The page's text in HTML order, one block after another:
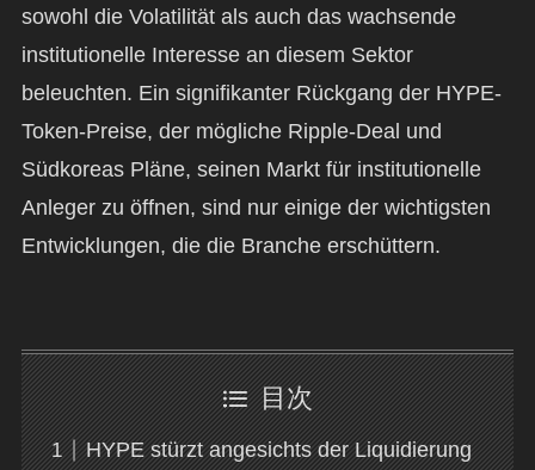
sowohl die Volatilität als auch das wachsende
institutionelle Interesse an diesem Sektor
beleuchten. Ein signifikanter Rückgang der HYPE-
Token-Preise, der mögliche Ripple-Deal und
Südkoreas Pläne, seinen Markt für institutionelle
Anleger zu öffnen, sind nur einige der wichtigsten
Entwicklungen, die die Branche erschüttern.
目次
HYPE stürzt angesichts der Liquidierung